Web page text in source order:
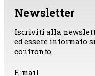
Newsletter
Iscriviti alla
ed essere informato
confronto.
E-mail